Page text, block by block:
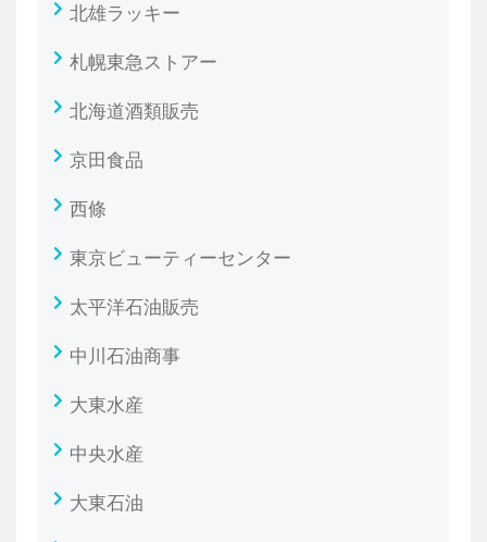
北雄ラッキー
札幌東急ストアー
北海道酒類販売
京田食品
西條
東京ビューティーセンター
太平洋石油販売
中川石油商事
大東水産
中央水産
大東石油